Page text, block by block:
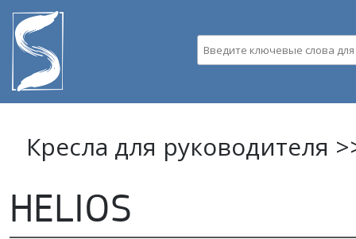
Кресла для руководителя
HELIOS